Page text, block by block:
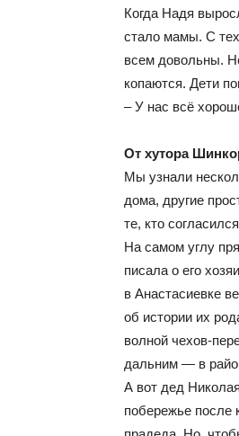
Когда Надя
стало мамы. С
всем довольны.
копаются. Дети
– У нас всё
От хутора
Мы узнали
дома, другие
те, кто
На самом углу
писала о его
в Анастасиевке
об истории их
волной чехов-
дальним — в
А вот дед
побережье после